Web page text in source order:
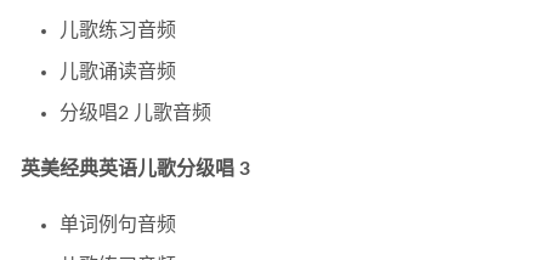
儿歌练习音频
儿歌诵读音频
分级唱2 儿歌音频
英美经典英语儿歌分级唱 3
单词例句音频